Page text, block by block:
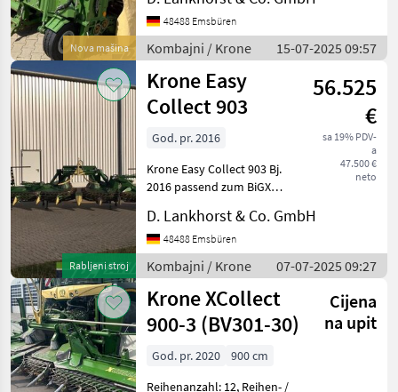
Nova mašina
202997000 X-Collect 750-3
290028820 / Baureihe
BV301-20 EL/Deutschland
02/0210 Krone 750 mm,
Roll
48488 Emsbüren
Kombajni / Krone 15-07-2025 09:57
Rabljeni stroj
Krone Easy
Collect 903
56.525
€
sa 19% PDV-
a
47.500 €
neto
God. pr. 2016
Krone Easy Collect 903 Bj.
2016 passend zum BiGX
Serienausstattung,
Durchsicht zur Saison 2022:
- Collectoren demontiert,
Kunststoffschienen
/Verschlei
D. Lankhorst & Co. GmbH
48488 Emsbüren
Kombajni / Krone 07-07-2025 09:27
Krone XCollect
900-3 (BV301-30)
Cijena
na upit
God. pr. 2020
900 cm
Reihenanzahl: 12, Reihen- /